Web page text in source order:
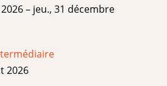
– jeu., 31 décembre
2026